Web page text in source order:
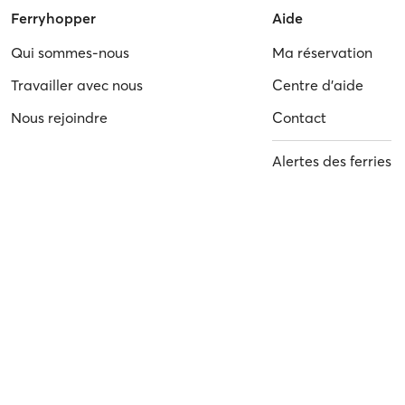
Ferryhopper
Qui sommes-nous
Travailler avec nous
Nous rejoindre
Aide
Ma réservation
Centre d'aide
Contact
Alertes des ferries